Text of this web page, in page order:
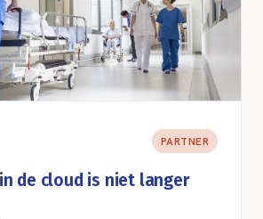
PARTNER
de cloud is niet langer